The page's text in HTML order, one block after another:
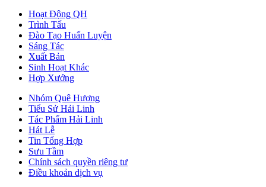
Hoạt Động QH
Trình Tấu
Đào Tạo Huấn Luyện
Sáng Tác
Xuất Bản
Sinh Hoạt Khác
Hợp Xướng
Nhóm Quê Hương
Tiểu Sử Hải Linh
Tác Phẩm Hải Linh
Hát Lễ
Tin Tổng Hợp
Sưu Tầm
Chính sách quyền riêng tư
Điều khoản dịch vụ